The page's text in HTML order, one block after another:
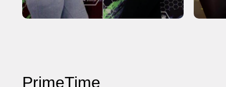
PrimeTime